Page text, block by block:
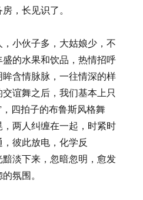
，长见识了。
小伙子多，大姑娘少，不
的水果和饮品，热情招呼
含情脉脉，一往情深的样
谊舞之后，我们基本上只
四拍子的布鲁斯风格舞
两人纠缠在一起，时紧时
彼此放电，化学反
淡下来，忽暗忽明，愈发
氛围。